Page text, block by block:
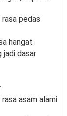
rasa pedas
hangat
jadi dasar
asam alami